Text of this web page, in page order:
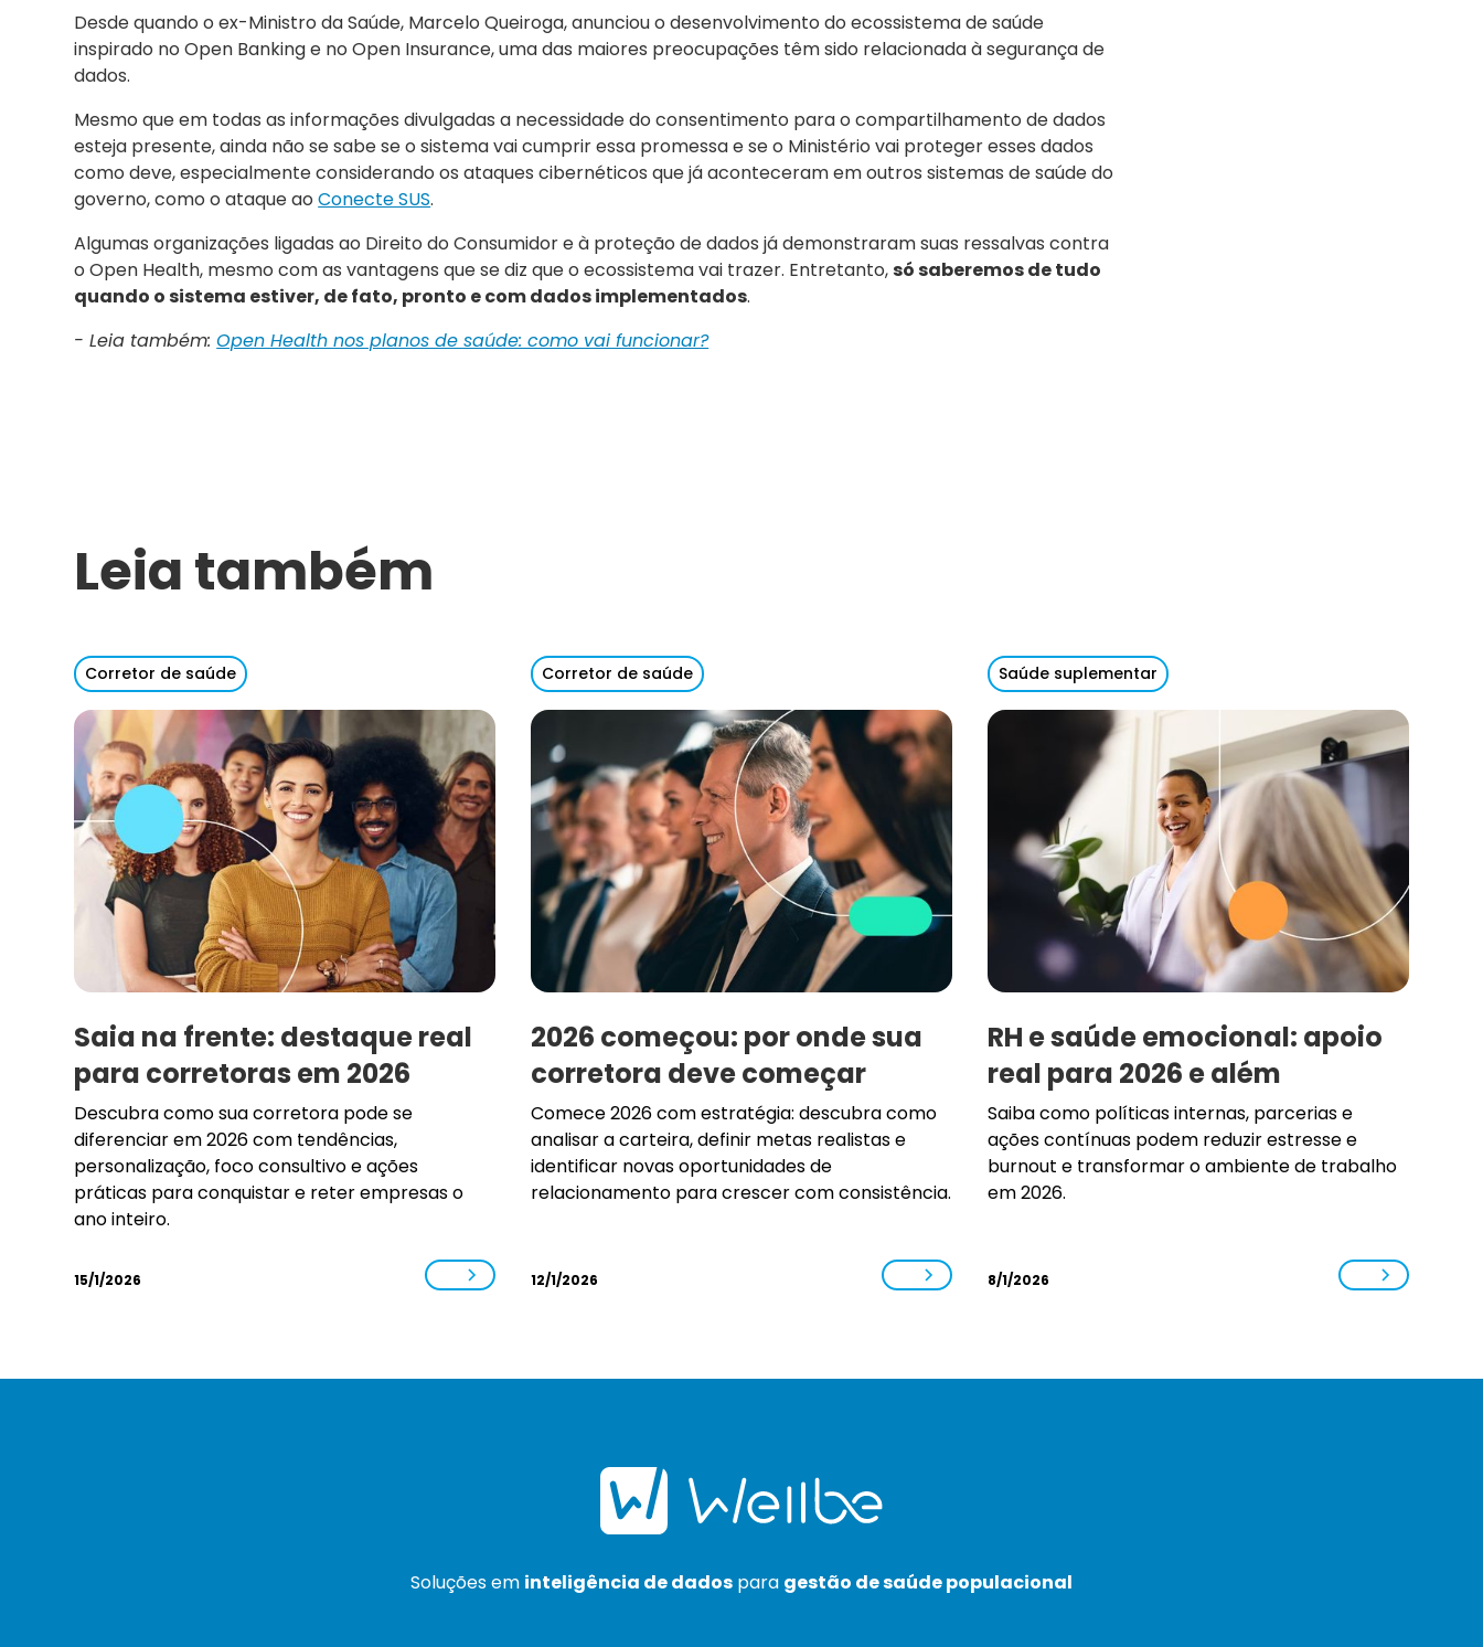
Desde quando o ex-Ministro da Saúde, Marcelo Queiroga, anunciou o desenvolvimento do ecossistema de saúde
inspirado no Open Banking e no Open Insurance, uma das maiores preocupações têm sido relacionada à segurança de
dados.
Mesmo que em todas as informações divulgadas a necessidade do consentimento para o compartilhamento de dados
esteja presente, ainda não se sabe se o sistema vai cumprir essa promessa e se o Ministério vai proteger esses dados
como deve, especialmente considerando os ataques cibernéticos que já aconteceram em outros sistemas de saúde do
governo, como o ataque aoConecte SUS.
Algumas organizações ligadas ao Direito do Consumidor e à proteção de dados já demonstraram suas ressalvas contra
o Open Health, mesmo com as vantagens que se diz que o ecossistema vai trazer. Entretanto,só saberemos de tudo
quando o sistema estiver, de fato, pronto e com dados implementados.
- Leia também:Open Health nos planos de saúde: como vai funcionar?
Leia também
Corretor de saúde
Saia na frente: destaque real
para corretoras em 2026
Descubra como sua corretora pode se
diferenciar em 2026 com tendências,
personalização, foco consultivo e ações
práticas para conquistar e reter empresas o
ano inteiro.
15/1/2026
Corretor de saúde
2026 começou: por onde sua
corretora deve começar
Comece 2026 com estratégia: descubra como
analisar a carteira, definir metas realistas e
identificar novas oportunidades de
relacionamento para crescer com consistência.
12/1/2026
Saúde suplementar
RH e saúde emocional: apoio
real para 2026 e além
Saiba como políticas internas, parcerias e
ações contínuas podem reduzir estresse e
burnout e transformar o ambiente de trabalho
em 2026.
8/1/2026
Soluções em inteligência de dados para gestão de saúde populacional